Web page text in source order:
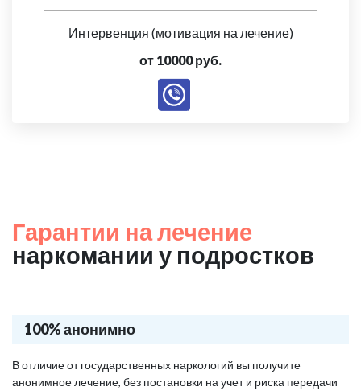
Интервенция (мотивация на лечение)
от 10000 руб.
Гарантии на лечение
наркомании у подростков
100% анонимно
В отличие от государственных наркологий вы получите
анонимное лечение, без постановки на учет и риска передачи